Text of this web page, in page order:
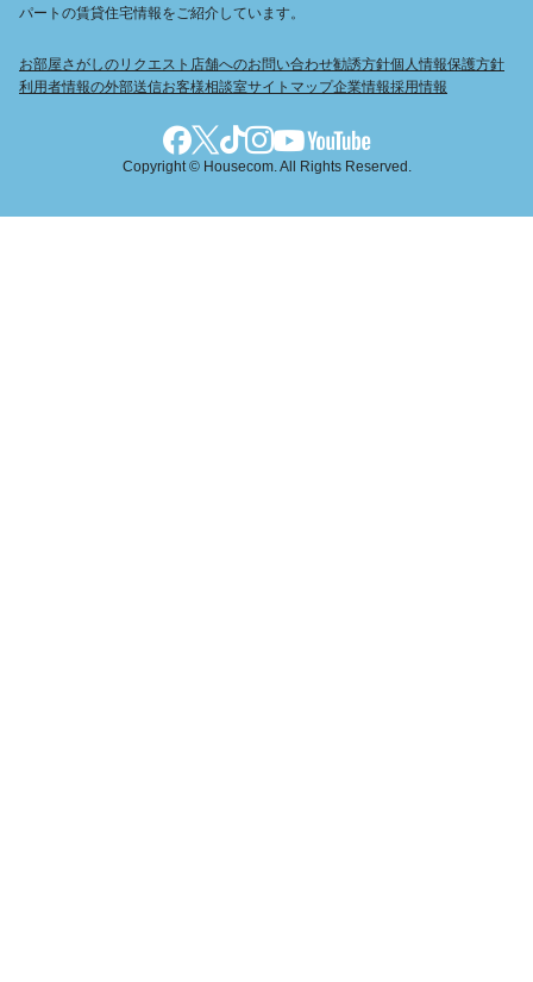
パートの賃貸住宅情報をご紹介しています。
お部屋さがしのリクエスト 店舗へのお問い合わせ勧誘方針個人情報保護方針
利用者情報の外部送信お客様相談室サイトマップ企業情報採用情報
Copyright © Housecom. All Rights Reserved.